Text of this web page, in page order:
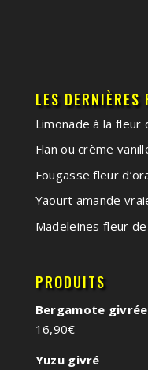
LES DERNIÈRES
Limonade à la fleur
Flan ou crème
Fougasse fleur
Yaourt amande
Madeleines fleur
PRODUITS
Bergamote
16,90€
Yuzu givré